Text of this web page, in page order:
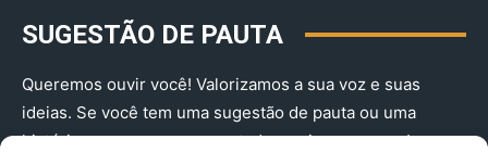
SUGESTÃO DE PAUTA
Queremos ouvir você! Valorizamos a sua voz e suas
ideias. Se você tem uma sugestão de pauta ou uma
história que merece ser contada, envie-nos agora!